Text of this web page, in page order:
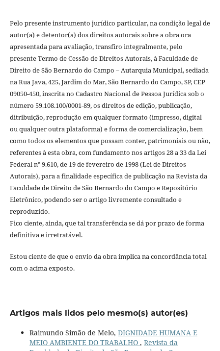
Pelo presente instrumento jurídico particular, na condição legal de
autor(a) e detentor(a) dos direitos autorais sobre a obra ora
apresentada para avaliação, transfiro integralmente, pelo
presente Termo de Cessão de Direitos Autorais, à Faculdade de
Direito de São Bernardo do Campo – Autarquia Municipal, sediada
na Rua Java, 425, Jardim do Mar, São Bernardo do Campo, SP, CEP
09050-450, inscrita no Cadastro Nacional de Pessoa Jurídica sob o
número 59.108.100/0001-89, os direitos de edição, publicação,
ditribuição, reprodução em qualquer formato (impresso, digital
ou qualquer outra plataforma) e forma de comercialização, bem
como todos os elementos que possam conter, patrimoniais ou não,
referentes à esta obra, com fundamento nos artigos 28 a 33 da Lei
Federal nº 9.610, de 19 de fevereiro de 1998 (Lei de Direitos
Autorais), para a finalidade específica de publicação na Revista da
Faculdade de Direito de São Bernardo do Campo e Repositório
Eletrônico, podendo ser o artigo livremente consultado e
reproduzido.
Fico ciente, ainda, que tal transferência se dá por prazo de forma
definitiva e irretratável.
Estou ciente de que o envio da obra implica na concordância total
com o acima exposto.
Artigos mais lidos pelo mesmo(s) autor(es)
Raimundo Simão de Melo, DIGNIDADE HUMANA E
MEIO AMBIENTE DO TRABALHO , Revista da